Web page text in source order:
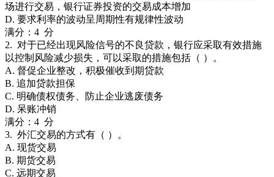
场进行交易，银行证券投资的交易成本增加
D. 要求利率的波动呈周期性有规律性波动
满分：4 分
2. 对于已经出现风险信号的不良贷款，银行应采取有效措施
以控制风险减少损失，可以采取的措施包括（ ）。
A. 督促企业整改，积极催收到期贷款
B. 追加贷款担保
C. 明确债权债务、防止企业逃废债务
D. 呆账冲销
满分：4 分
3. 外汇交易的方式有（ ）。
A. 现货交易
B. 期货交易
C. 远期交易